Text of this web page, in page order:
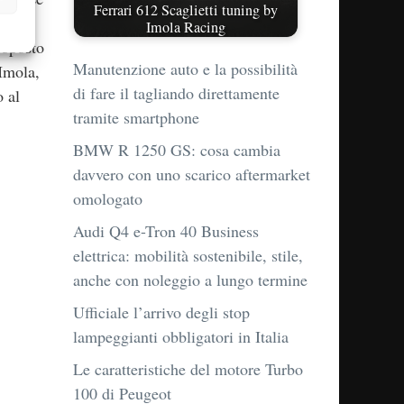
al
Ferrari 612 Scaglietti tuning by
Imola Racing
Manutenzione auto e la possibilità
di fare il tagliando direttamente
tramite smartphone
BMW R 1250 GS: cosa cambia
davvero con uno scarico aftermarket
omologato
Audi Q4 e-Tron 40 Business
elettrica: mobilità sostenibile, stile,
anche con noleggio a lungo termine
Ufficiale l’arrivo degli stop
lampeggianti obbligatori in Italia
Le caratteristiche del motore Turbo
100 di Peugeot